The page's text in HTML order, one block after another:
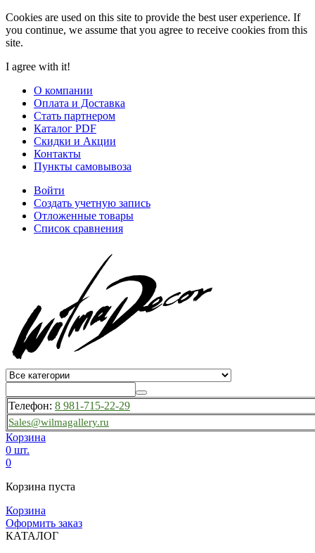
Cookies are used on this site to provide the best user experience. If
you continue, we assume that you agree to receive cookies from this
site.
I agree with it!
О компании
Оплата и Доставка
Стать партнером
Каталог PDF
Скидки и Акции
Контакты
Пункты самовывоза
Войти
Создать учетную запись
Отложенные товары
Список сравнения
Телефон: 8 981-715-22-29
Sales@wilmagallery.ru
Корзина
0 шт.
0
Корзина пуста
Корзина
Оформить заказ
КАТАЛОГ